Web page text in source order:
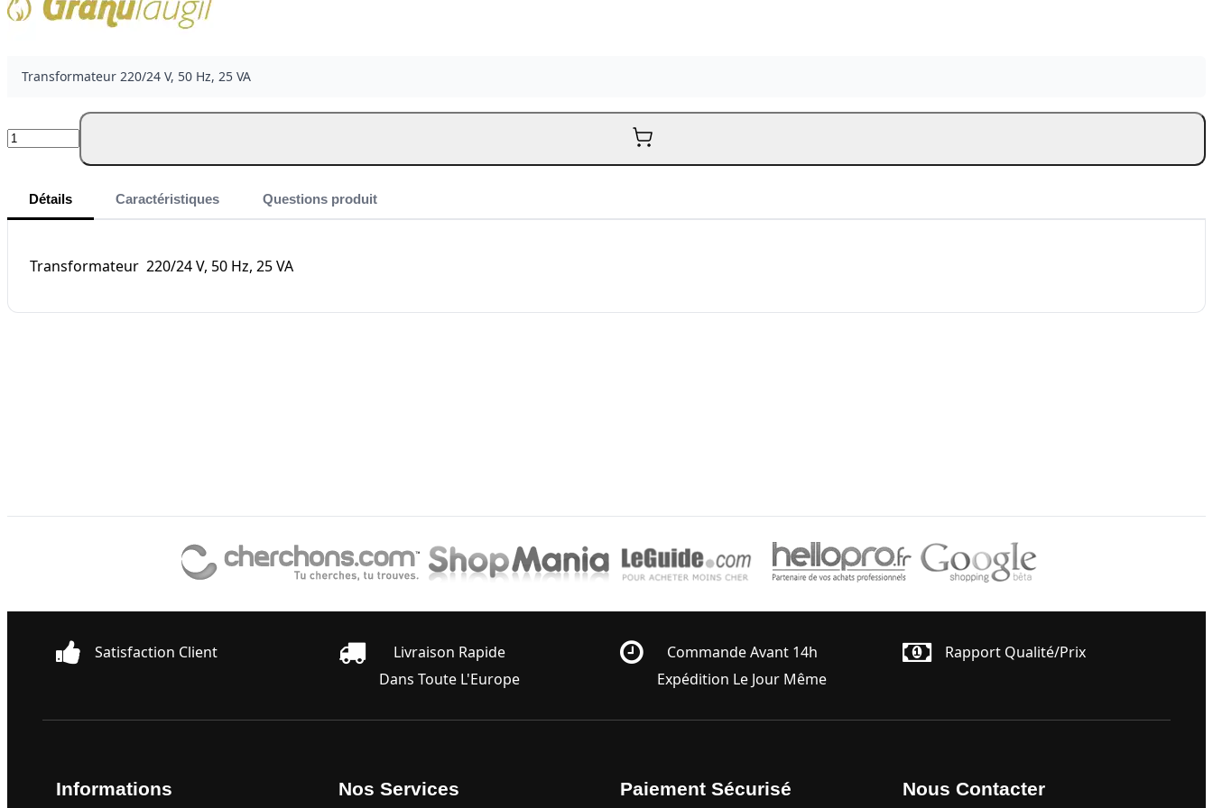
Transformateur 220/24 V, 50 Hz, 25 VA
Quantité
Détails Caractéristiques Questions produit
Transformateur 220/24 V, 50 Hz, 25 VA
Satisfaction Client
Livraison Rapide
Dans Toute L'Europe
Commande Avant 14h
Expédition Le Jour Même
Rapport Qualité/prix
Informations Nos Services Paiement Sécurisé Nous Contacter